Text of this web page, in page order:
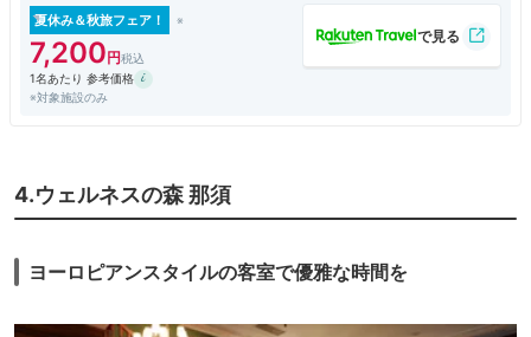
なかで特に良かったのは温泉。それメインで再訪する価値が十分にあると
思います。
夏休み＆秋旅フェア！
7,200
1名あたり 参考価格
※対象施設のみ
4.ウェルネスの森 那須
ヨーロピアンスタイルの客室で優雅な時間を